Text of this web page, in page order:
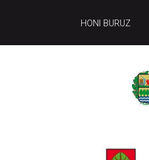
HONI BURUZ